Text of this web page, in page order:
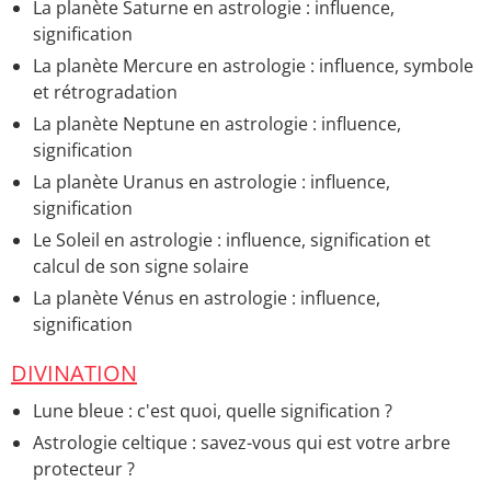
La planète Saturne en astrologie : influence,
signification
La planète Mercure en astrologie : influence, symbole
et rétrogradation
La planète Neptune en astrologie : influence,
signification
La planète Uranus en astrologie : influence,
signification
Le Soleil en astrologie : influence, signification et
calcul de son signe solaire
La planète Vénus en astrologie : influence,
signification
DIVINATION
Lune bleue : c'est quoi, quelle signification ?
Astrologie celtique : savez-vous qui est votre arbre
protecteur ?